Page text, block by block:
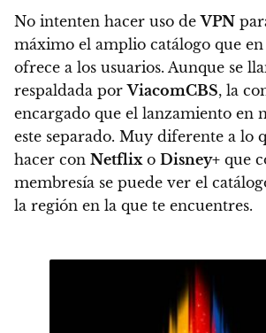
No intenten hacer uso deVPN
máximo el amplio catálogo que en
ofrece a los usuarios. Aunque se
respaldada porViacomCBS, la
encargado que el lanzamiento en
este separado. Muy diferente a lo
hacer con Netflixo Disney+ que
membresía se puede ver el
la región en la que te encuentres.